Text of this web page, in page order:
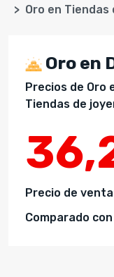
Oro en Tiendas
Oro en
Precios de Oro
Tiendas de
Precio de
Comparado